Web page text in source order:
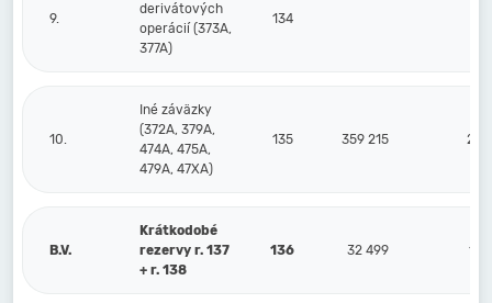
9.
derivátových
operácií (373A,
377A)
134
10.
Iné záväzky
(372A, 379A,
474A, 475A,
479A, 47XA)
135 359 215 296
B.V.
Krátkodobé
rezervy r. 137
+ r. 138
136 32 499